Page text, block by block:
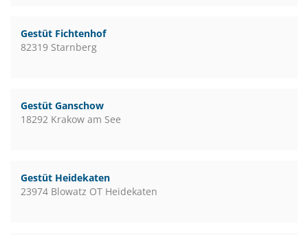
Gestüt Fichtenhof
82319 Starnberg
Gestüt Ganschow
18292 Krakow am See
Gestüt Heidekaten
23974 Blowatz OT Heidekaten